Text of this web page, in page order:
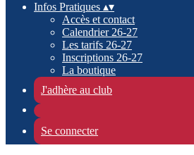
Infos Pratiques ▴▾
Accès et contact
Calendrier 26-27
Les tarifs 26-27
Inscriptions 26-27
La boutique
J'adhère au club
Se connecter